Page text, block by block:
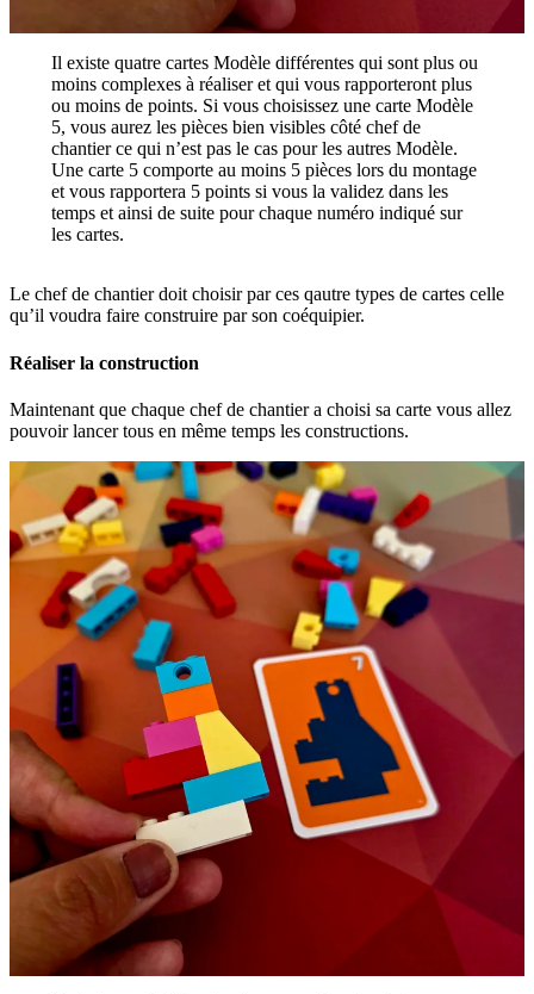
Il existe quatre cartes Modèle différentes qui sont plus ou
moins complexes à réaliser et qui vous rapporteront plus
ou moins de points. Si vous choisissez une carte Modèle
5, vous aurez les pièces bien visibles côté chef de
chantier ce qui n’est pas le cas pour les autres Modèle.
Une carte 5 comporte au moins 5 pièces lors du montage
et vous rapportera 5 points si vous la validez dans les
temps et ainsi de suite pour chaque numéro indiqué sur
les cartes.
Le chef de chantier doit choisir par ces qautre types de cartes celle
qu’il voudra faire construire par son coéquipier.
Réaliser la construction
Maintenant que chaque chef de chantier a choisi sa carte vous allez
pouvoir lancer tous en même temps les constructions.